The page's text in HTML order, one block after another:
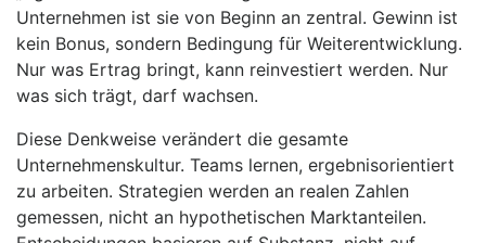
Unternehmen ist sie von Beginn an zentral. Gewinn ist
kein Bonus, sondern Bedingung für Weiterentwicklung.
Nur was Ertrag bringt, kann reinvestiert werden. Nur
was sich trägt, darf wachsen.
Diese Denkweise verändert die gesamte
Unternehmenskultur. Teams lernen, ergebnisorientiert
zu arbeiten. Strategien werden an realen Zahlen
gemessen, nicht an hypothetischen Marktanteilen.